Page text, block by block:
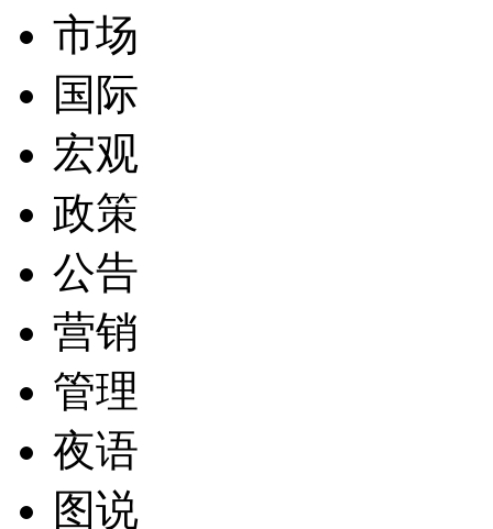
市场
国际
宏观
政策
公告
营销
管理
夜语
图说